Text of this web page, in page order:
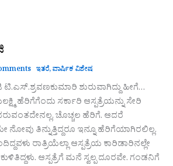
ಇತರೆ,ವಾರ್ಷಿಕ ವಿಶೇಷ
ಶುರುವಾಗಿದ್ದು ಹೀಗೆ…
ಹೆರಿಗೆಗೆಂದು ಸರ್ಕಾರಿ ಆಸ್ಪತ್ರೆಯನ್ನು ಸೇರಿ
ಚೊಚ್ಚಲ ಹೆರಿಗೆ. ಆದರೆ
ನೋವು ತಿನ್ನುತ್ತಿದ್ದರೂ ಇನ್ನೂ ಹೆರಿಗೆಯಾಗಿರಲಿಲ್ಲ.
ರಾತ್ರಿಯೆಲ್ಲಾ ಆಸ್ಪತ್ರೆಯ ಕಾರಿಡಾರಿನಲ್ಲೇ
ಆಸ್ಪತ್ರೆಗೆ ಮನೆ ಸ್ವಲ್ಪ ದೂರವೇ. ಗಂಡನಿಗೆ